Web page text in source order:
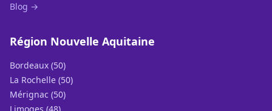
Blog →
Région Nouvelle Aquitaine
Bordeaux (50)
La Rochelle (50)
Mérignac (50)